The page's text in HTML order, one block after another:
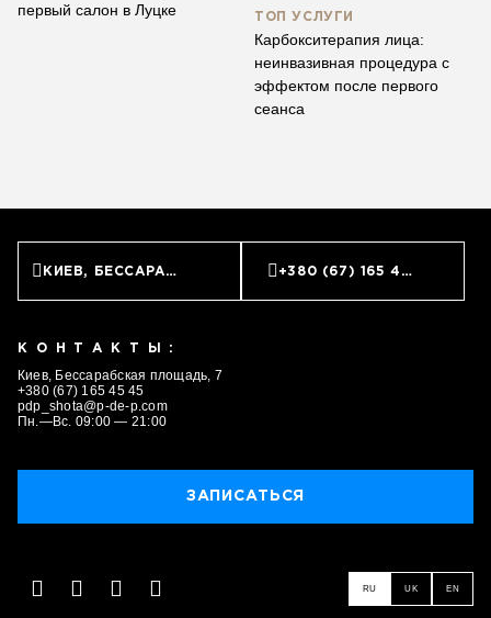
первый салон в Луцке
ТОП УСЛУГИ
Карбокситерапия лица:
неинвазивная процедура с
эффектом после первого
сеанса
КИЕВ, БЕССАРАБСКАЯ ПЛОЩАДЬ, 7 +380 (67) 165 45 45
КОНТАКТЫ:
Киев, Бессарабская площадь, 7
+380 (67) 165 45 45
pdp_shota@p-de-p.com
Пн.—Вс. 09:00 — 21:00
ЗАПИСАТЬСЯ
RU UK EN